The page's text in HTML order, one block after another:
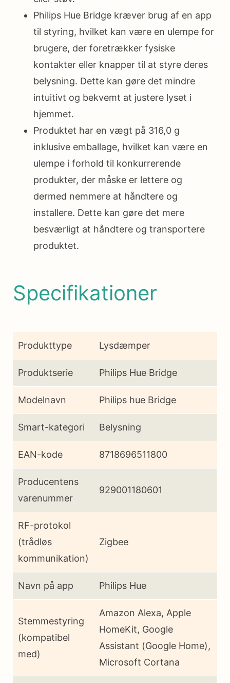
Philips Hue Bridge kræver brug af en app
til styring, hvilket kan være en ulempe for
brugere, der foretrækker fysiske
kontakter eller knapper til at styre deres
belysning. Dette kan gøre det mindre
intuitivt og bekvemt at justere lyset i
hjemmet.
Produktet har en vægt på 316,0 g
inklusive emballage, hvilket kan være en
ulempe i forhold til konkurrerende
produkter, der måske er lettere og
dermed nemmere at håndtere og
installere. Dette kan gøre det mere
besværligt at håndtere og transportere
produktet.
Specifikationer
Produkttype Lysdæmper
Produktserie Philips Hue Bridge
Modelnavn Philips hue Bridge
Smart-kategori Belysning
EAN-kode 8718696511800
Producentens
varenummer
929001180601
RF-protokol
(trådløs
kommunikation)
Zigbee
Navn på app Philips Hue
Stemmestyring
(kompatibel
med)
Amazon Alexa, Apple
HomeKit, Google
Assistant (Google Home),
Microsoft Cortana